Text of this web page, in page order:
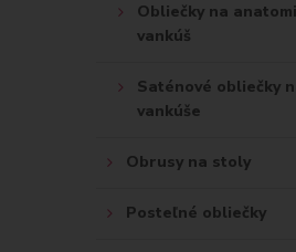
Obliečky na
vankúš
Saténové obliečky
vankúše
Obrusy na stoly
Posteľné obliečky